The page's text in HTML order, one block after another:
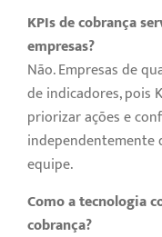
KPIs de cobrança
empresas?
Não. Empresas de
de indicadores, pois
priorizar ações e
independentemente
equipe.
Como a tecnologia
cobrança?